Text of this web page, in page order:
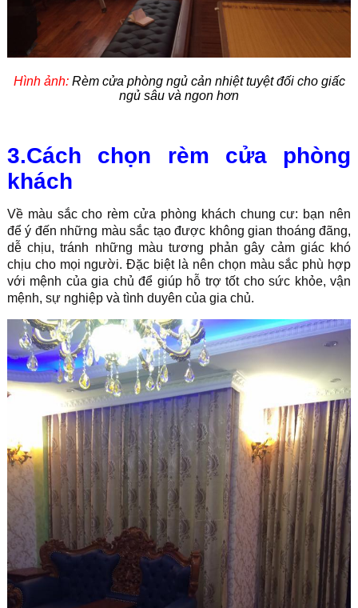
Hình ảnh:Rèm cửa phòng ngủ cản nhiệt tuyệt đối cho giấc
ngủ sâu và ngon hơn
3.Cách chọn rèm cửa phòng
khách
Về màu sắc cho rèm cửa phòng khách chung cư: bạn nên
để ý đến những màu sắc tạo được không gian thoáng đãng,
dễ chịu, tránh những màu tương phản gây cảm giác khó
chịu cho mọi người. Đặc biệt là nên chọn màu sắc phù hợp
với mệnh của gia chủ để giúp hỗ trợ tốt cho sức khỏe, vận
mệnh, sự nghiệp và tình duyên của gia chủ.